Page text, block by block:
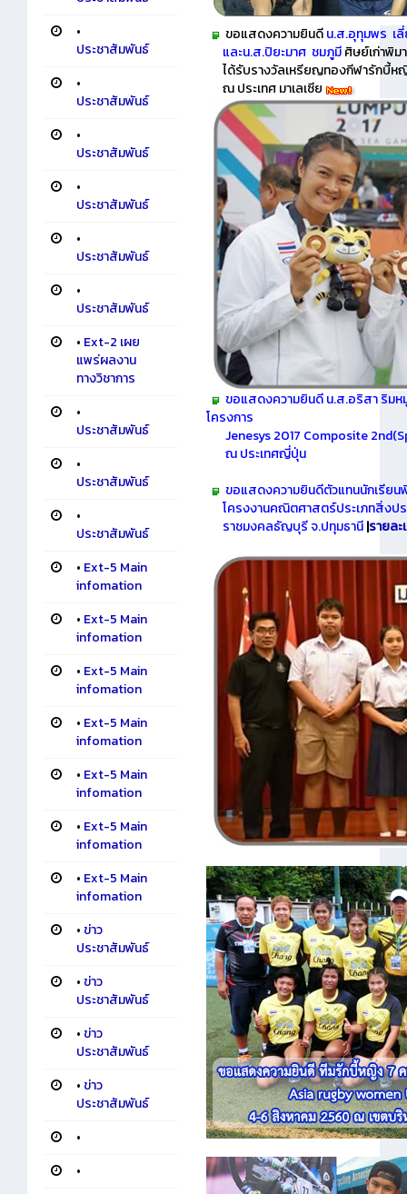
•
ประชาสัมพันธ์
•
ประชาสัมพันธ์
•
ประชาสัมพันธ์
•
ประชาสัมพันธ์
•
ประชาสัมพันธ์
•
ประชาสัมพันธ์
• Ext-2 เผย
แพร่ผลงาน
ทางวิชาการ
•
ประชาสัมพันธ์
•
ประชาสัมพันธ์
•
ประชาสัมพันธ์
• Ext-5 Main
infomation
• Ext-5 Main
infomation
• Ext-5 Main
infomation
• Ext-5 Main
infomation
• Ext-5 Main
infomation
• Ext-5 Main
infomation
• Ext-5 Main
infomation
• ข่าว
ประชาสัมพันธ์
• ข่าว
ประชาสัมพันธ์
• ข่าว
ประชาสัมพันธ์
• ข่าว
ประชาสัมพันธ์
•
•
ขอแสดงความยินดีน.ส.อุทุมพร
และน.ส.ปิยะมาศ ชมภูมีศิษย์เก่าพิ
ได้รับรางวัลเหรียญทองกีฬารักบี้
ณ ประเทศ มาเลเซีย
ขอแสดงความยินดี น.ส.อริสา ริมห
โครงการ
Jenesys 2017 Composite
ณ ประเทศญี่ปุ่น
ขอแสดงความยินดีตัวแทนนักเรียน
โครงงานคณิตศาสตร์ประเภทสิ่งปร
ราชมงคลธัญบุรี จ.ปทุมธานี|รายละ